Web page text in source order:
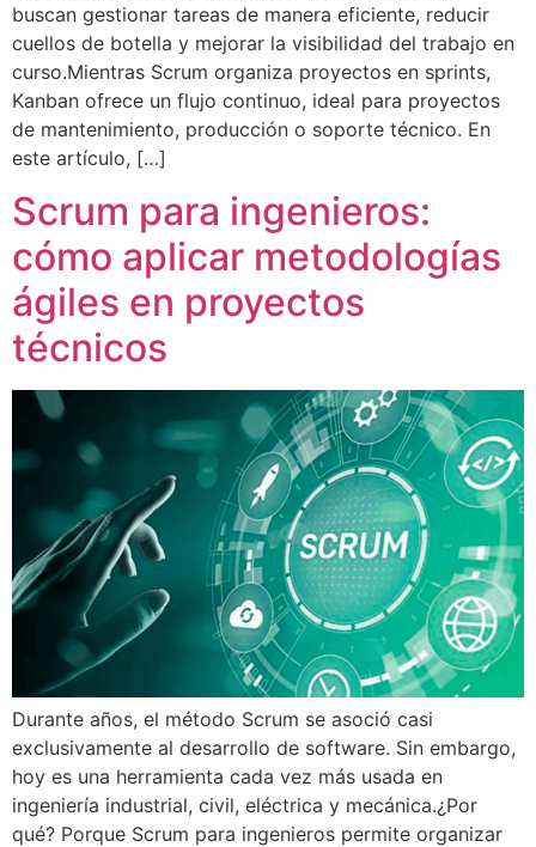
buscan gestionar tareas de manera eficiente, reducir
cuellos de botella y mejorar la visibilidad del trabajo en
curso.Mientras Scrum organiza proyectos en sprints,
Kanban ofrece un flujo continuo, ideal para proyectos
de mantenimiento, producción o soporte técnico. En
este artículo, […]
Scrum para ingenieros:
cómo aplicar metodologías
ágiles en proyectos
técnicos
Durante años, el método Scrum se asoció casi
exclusivamente al desarrollo de software. Sin embargo,
hoy es una herramienta cada vez más usada en
ingeniería industrial, civil, eléctrica y mecánica.¿Por
qué? Porque Scrum para ingenieros permite organizar